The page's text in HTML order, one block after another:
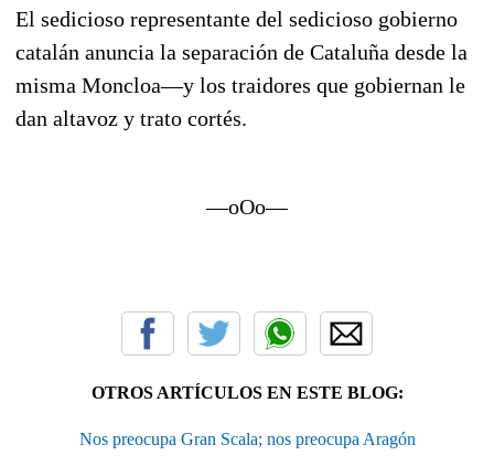
El sedicioso representante del sedicioso gobierno
catalán anuncia la separación de Cataluña desde la
misma Moncloa—y los traidores que gobiernan le
dan altavoz y trato cortés.
—oOo—
OTROS ARTÍCULOS EN ESTE BLOG:
Nos preocupa Gran Scala; nos preocupa Aragón